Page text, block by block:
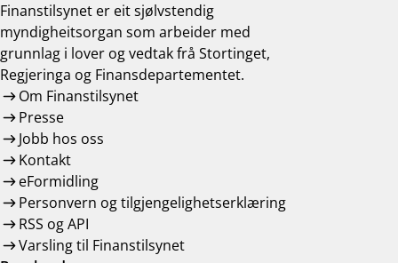
Finanstilsynet er eit sjølvstendig
myndigheitsorgan som arbeider med
grunnlag i lover og vedtak frå Stortinget,
Regjeringa og Finansdepartementet.
Om Finanstilsynet
Presse
Jobb hos oss
Kontakt
eFormidling
Personvern og tilgjengelighetserklæring
RSS og API
Varsling til Finanstilsynet